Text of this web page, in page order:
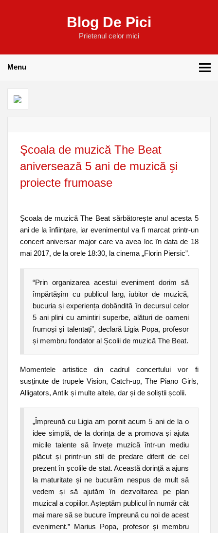
Blog De Pici
Prietenul celor mici
Menu
Şcoala de muzică The Beat
aniversează 5 ani de muzică şi
proiecte frumoase
Școala de muzică The Beat sărbătorește anul acesta 5
ani de la înființare, iar evenimentul va fi marcat printr-un
concert aniversar major care va avea loc în data de 18
mai 2017, de la orele 18:30, la cinema „Florin Piersic”.
“Prin organizarea acestui eveniment dorim să
împărtășim cu publicul larg, iubitor de muzică,
bucuria și experiența dobândită în decursul celor
5 ani plini cu amintiri superbe, alături de oameni
frumoși și talentați”, declară Ligia Popa, profesor
și membru fondator al Școlii de muzică The Beat.
Momentele artistice din cadrul concertului vor fi
susținute de trupele Vision, Catch-up, The Piano Girls,
Alligators, Antik și multe altele, dar și de soliștii școlii.
„Împreună cu Ligia am pornit acum 5 ani de la o
idee simplă, de la dorința de a promova și ajuta
micile talente să învețe muzică într-un mediu
plăcut și printr-un stil de predare diferit de cel
prezent în școlile de stat. Această dorință a ajuns
la maturitate și ne bucurăm nespus de mult să
vedem și să ajutăm în dezvoltarea pe plan
muzical a copiilor. Așteptăm publicul în număr cât
mai mare să se bucure împreună cu noi de acest
eveniment.” Marius Popa, profesor și membru